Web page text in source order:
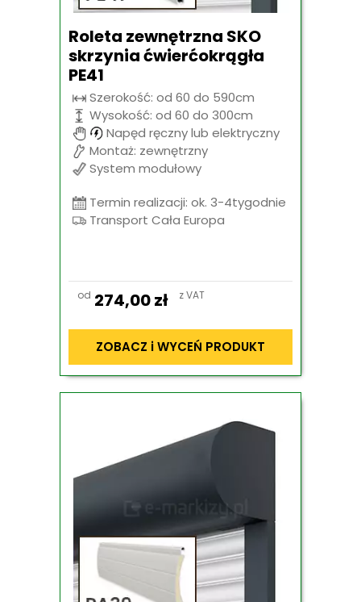
Roleta zewnętrzna SKO
skrzynia ćwierćokrągła
PE41
Szerokość: od 60 do 590cm
Wysokość: od 60 do 300cm
Napęd ręczny lub elektryczny
Montaż: zewnętrzny
System modułowy
Termin realizacji: ok. 3-4tygodnie
Transport Cała Europa
od 274,00zł z VAT
ZOBACZ i WYCEŃ PRODUKT